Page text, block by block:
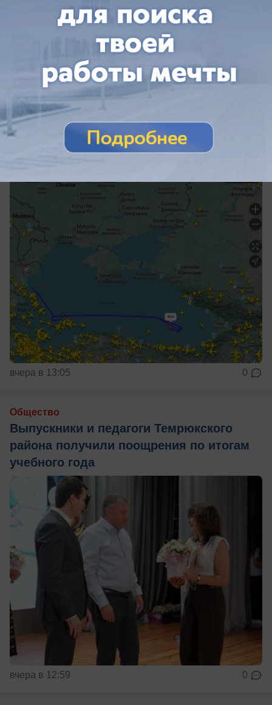
Общество
Шпионский борт НАТО снова кружит над
Чёрным морем
ARTEMIS II снова наворачивает круги над
вчера в 13:05 0
Общество
Выпускники и педагоги Темрюкского
района получили поощрения по итогам
учебного года
вчера в 12:59 0